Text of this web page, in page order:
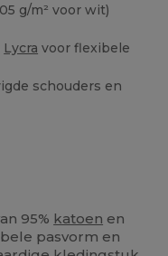
g/m² voor wit)
Lycra voor flexibele
schouders en
95% katoen en
pasvorm en